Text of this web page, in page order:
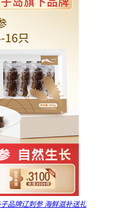
品牌辽刺参 海鲜滋补送礼